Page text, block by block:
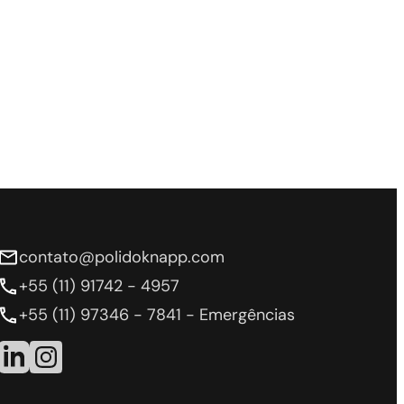
contato@polidoknapp.com
+55 (11) 91742 - 4957
+55 (11) 97346 - 7841 - Emergências